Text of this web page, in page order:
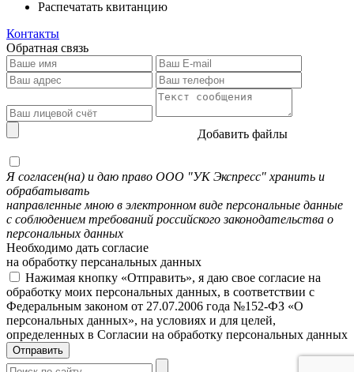
Распечатать квитанцию
Контакты
Обратная связь
Добавить файлы
Я согласен(на) и даю право ООО "УК Экспресс" хранить и
обрабатывать
направленные мною в электронном виде персональные данные
с соблюдением требований российского законодательства о
персональных данных
Необходимо дать согласие
на обработку персанальных данных
Нажимая кнопку «Отправить», я даю свое согласие на
обработку моих персональных данных, в соответствии с
Федеральным законом от 27.07.2006 года №152-ФЗ «О
персональных данных», на условиях и для целей,
определенных в Согласии на обработку персональных данных
Отправить